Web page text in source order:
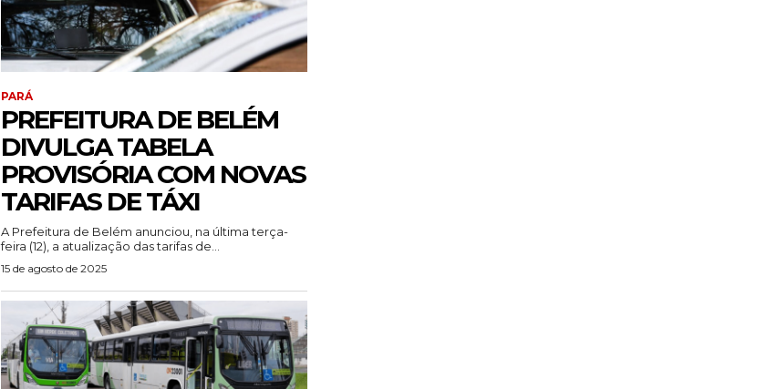
PARÁ
PREFEITURA DE BELÉM
DIVULGA TABELA
PROVISÓRIA COM NOVAS
TARIFAS DE TÁXI
A Prefeitura de Belém anunciou, na última terça-
feira (12), a atualização das tarifas de...
15 de agosto de 2025